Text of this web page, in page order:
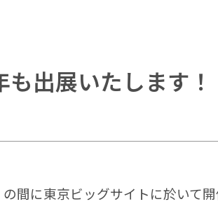
出展いたします！
間に東京ビッグサイトに於いて